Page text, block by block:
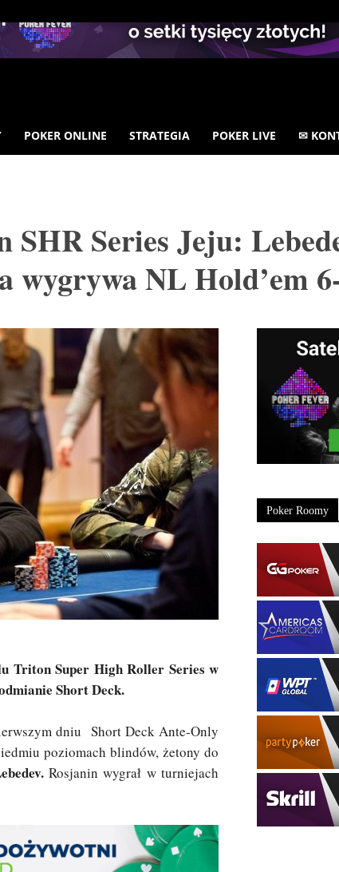
POKER ONLINE STRATEGIA POKER LIVE ✉
Series Jeju:
wygrywa NL Hold’em
Triton Super High Roller Series w
Short Deck.
dniu Short Deck Ante-Only
poziomach blindów, żetony do
Rosjanin wygrał w turniejach
Poker Roomy